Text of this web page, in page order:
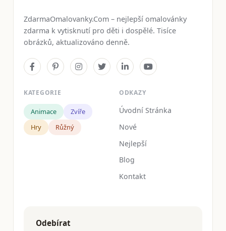
ZdarmaOmalovanky.Com – nejlepší omalovánky
zdarma k vytisknutí pro děti i dospělé. Tisíce
obrázků, aktualizováno denně.
KATEGORIE
Animace
Zvíře
Hry
Růžný
ODKAZY
Úvodní Stránka
Nové
Nejlepší
Blog
Kontakt
Odebírat